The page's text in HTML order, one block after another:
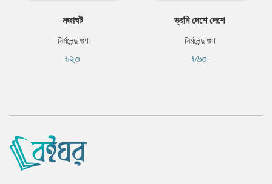
মজাঘট
নির্মলেন্দু গুণ
৳২০
ভ্রমি দেশে দেশে
নির্মলেন্দু গুণ
৳৬০